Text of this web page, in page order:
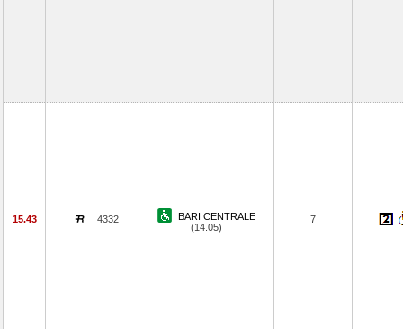
15.43 4332
BARI CENTRALE
(14.05)
7